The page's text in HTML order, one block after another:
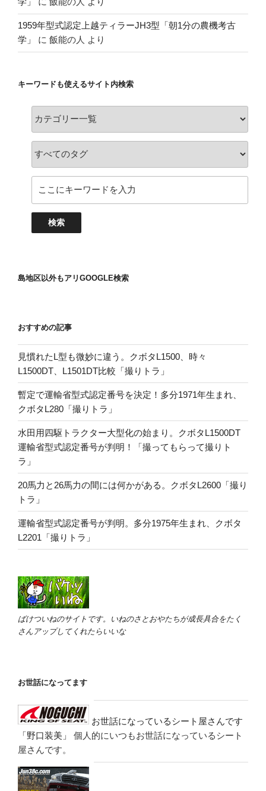
1959年型式認定上越ティラーJH3型「朝1分の農機考古
学」
に 飯能の人 より
キーワードも使えるサイト内検索
島地区以外もアリGOOGLE検索
おすすめの記事
見慣れたL型も微妙に違う。クボタL1500、時々
L1500DT、L1501DT比較「撮りトラ」
暫定で運輸省型式認定番号を決定！多分1971年生まれ、
クボタL280「撮りトラ」
水田用四駆トラクター大型化の始まり。クボタL1500DT
運輸省型式認定番号が判明！「撮ってもらって撮りト
ラ」
20馬力と26馬力の間には何かがある。クボタL2600「撮り
トラ」
運輸省型式認定番号が判明。多分1975年生まれ、クボタ
L2201「撮りトラ」
ばけついねのサイトです。いねのさとおやたちが成長具合をたく
さんアップしてくれたらいいな
お世話になってます
お世話になっているシート屋さんです
「野口装美」
個人的にいつもお世話になっているシート
屋さんです。